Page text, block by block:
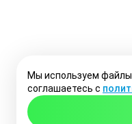
Мы используем
соглашаетесь с